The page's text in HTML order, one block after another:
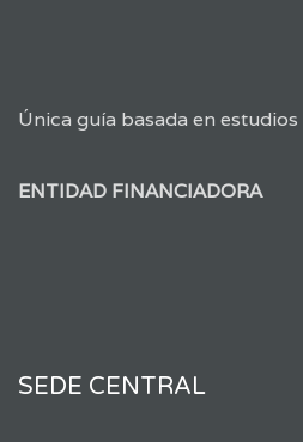
Única guía basada en
ENTIDAD FINANCIADORA
SEDE CENTRAL